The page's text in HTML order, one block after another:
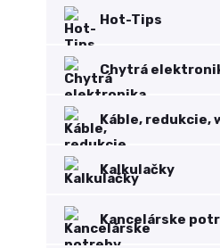
Hot-Tips
Chytrá
Káble, redukcie,
Kalkulačky
Kancelárske